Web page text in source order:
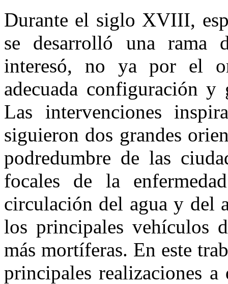
Durante el siglo XVIII,
se desarrolló una rama
interesó, no ya por el
adecuada configuración y
Las intervenciones
siguieron dos grandes
podredumbre de las
focales de la
circulación del agua y del
los principales vehículos
más mortíferas. En este
principales realizaciones